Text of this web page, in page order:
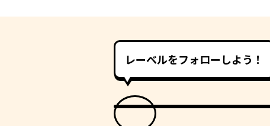
レーベルをフォローしよう！